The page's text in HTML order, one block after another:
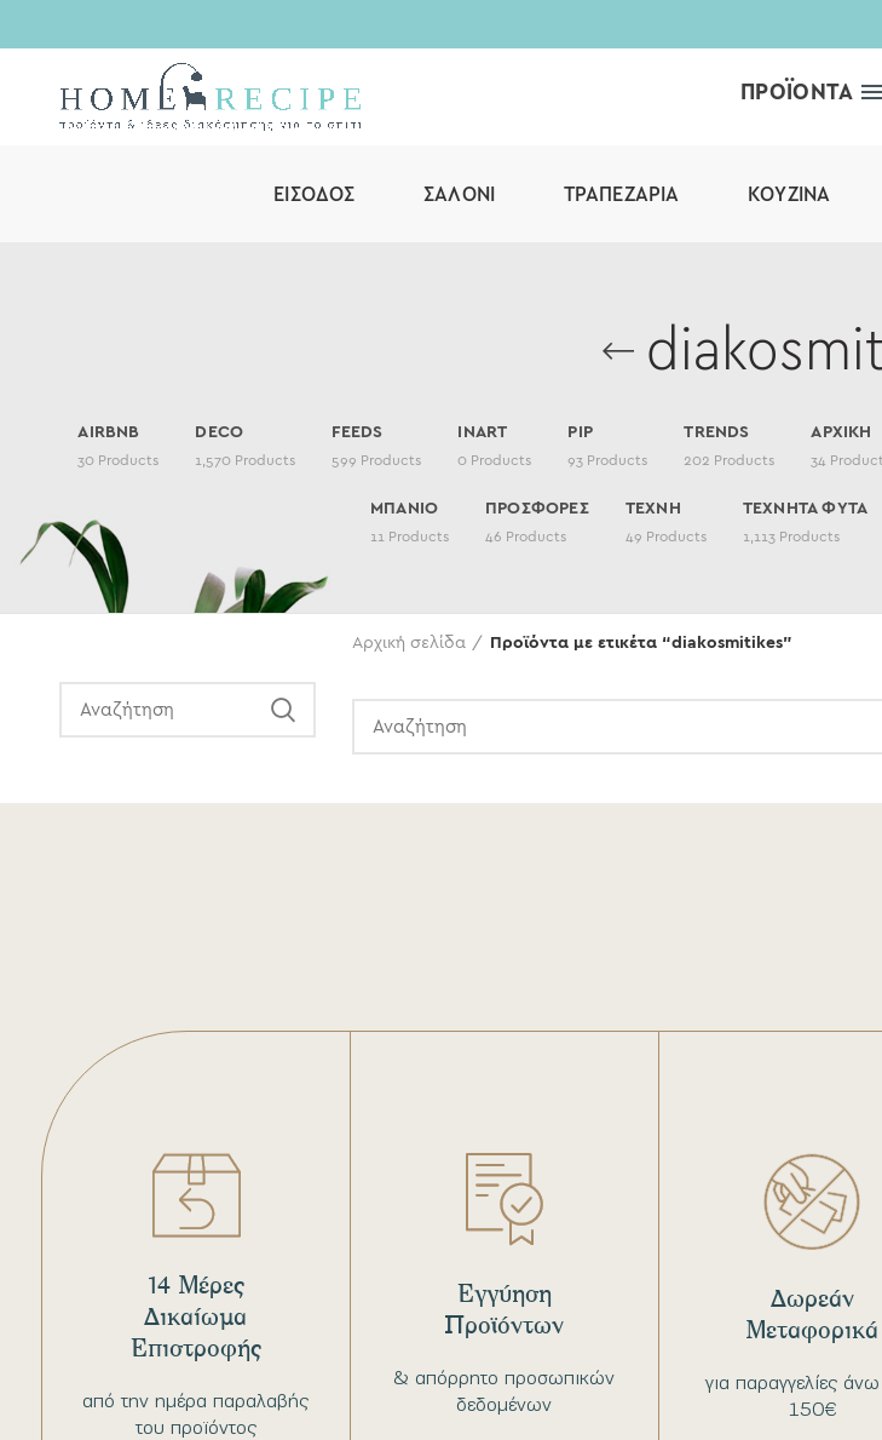
ΠΡΟΪΟΝΤΑ
ΕΊΣΟΔΟΣ ΣΑΛΌΝΙ ΤΡΑΠΕΖΑΡΊΑ ΚΟΥΖΊΝΑ
AIRBNB
30 Products
DECO
1,570 Products
FEEDS
599 Products
INART
0 Products
PIP
93 Products
TRENDS
202 Products
ΑΡΧΙΚΗ
34
ΜΠΑΝΙΟ
11 Products
ΠΡΟΣΦΟΡΕΣ
46 Products
ΤΕΧΝΗ
49 Products
ΤΕΧΝΗΤΑ ΦΥΤΑ
1,113 Products
Αρχική σελίδα Προϊόντα με ετικέτα “diakosmitikes”
από την ημέρα παραλαβής
του προϊόντος
14 Μέρες
Δικαίωμα
Επιστροφής
& απόρρητο προσωπικών
δεδομένων
Εγγύηση
Προϊόντων
για παραγγελίες
150€
Δωρεάν
Μεταφορικά